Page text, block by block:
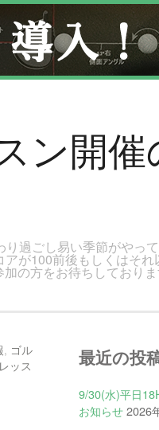
ン開催
過ごし易い季節がやっ
が100前後もしくはそ
の方をお待ちしており
, ゴル
ッス
最近の投
9/30(水)平日
お知らせ2026